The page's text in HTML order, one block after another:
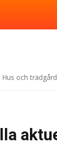
Hus och trädgård